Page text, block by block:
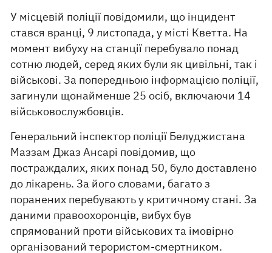
У місцевій поліції повідомили, що інцидент
стався вранці, 9 листопада, у місті Кветта. На
момент вибуху на станції перебувало понад
сотню людей, серед яких були як цивільні, так і
військові. За попередньою інформацією поліції,
загинули щонайменше 25 осіб, включаючи 14
військовослужбовців.
Генеральний інспектор поліції Белуджистана
Маззам Джаз Ансарі повідомив, що
постраждалих, яких понад 50, було доставлено
до лікарень. За його словами, багато з
поранених перебувають у критичному стані. За
даними правоохоронців, вибух був
спрямований проти військових та імовірно
організований терористом-смертником.